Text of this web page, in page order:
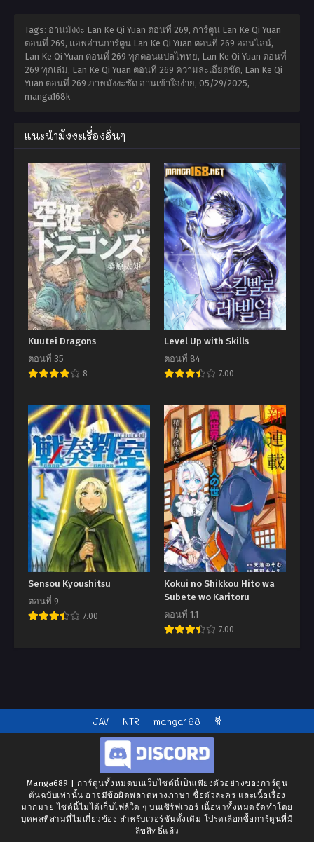
Tags: อ่านมังงะ Lan Ke Qi Yuan ตอนที่ 269, การ์ตูน Lan Ke Qi Yuan
ตอนที่ 269, แอพอ่านการ์ตูน Lan Ke Qi Yuan ตอนที่ 269 ออนไลน์,
Lan Ke Qi Yuan ตอนที่ 269 ทุกตอนแปลไททย, Lan Ke Qi Yuan ตอนที่
269 ทุกเล่ม, Lan Ke Qi Yuan ตอนที่ 269 ความละเอียดชัด, Lan Ke Qi
Yuan ตอนที่ 269 ภาพมังงะชัด อ่านเข้าใจง่าย, 05/29/2025,
manga168k
แนะนำมังงะเรื่องอื่นๆ
Kuutei Dragons
ตอนที่ 35
8
Level Up with Skills
ตอนที่ 84
7.00
Sensou Kyoushitsu
ตอนที่ 9
7.00
Kokui no Shikkou Hito wa
Subete wo Karitoru
ตอนที่ 1.1
7.00
JAV NTR manga168 หี
Manga689 | การ์ตูนทั้งหมดบนเว็บไซต์นี้เป็นเพียงตัวอย่างของการ์ตูน
ต้นฉบับเท่านั้น อาจมีข้อผิดพลาดทางภาษา ชื่อตัวละคร และเนื้อเรื่อง
มากมาย ไซต์นี้ไม่ได้เก็บไฟล์ใด ๆ บนเซิร์ฟเวอร์ เนื้อหาทั้งหมดจัดทำโดย
บุคคลที่สามที่ไม่เกี่ยวข้อง สำหรับเวอร์ชันดั้งเดิม โปรดเลือกซื้อการ์ตูนที่มี
ลิขสิทธิ์แล้ว